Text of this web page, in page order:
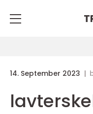
14. September 2023